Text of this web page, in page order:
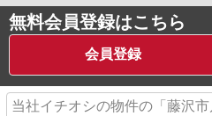
無料会員登録はこちら
会員登録
当社イチオシの物件の「藤沢